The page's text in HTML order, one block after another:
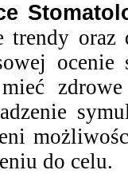
trendy oraz
ocenie
do celu.